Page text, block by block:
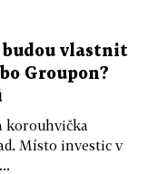
budou vlastnit
Groupon?
korouhvička
Místo investic v